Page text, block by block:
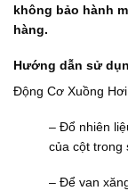
không bảo hành
hàng.
Hướng dẫn sử
Động Cơ Xuồng
– Đổ nhiên
của cột trong
– Để van